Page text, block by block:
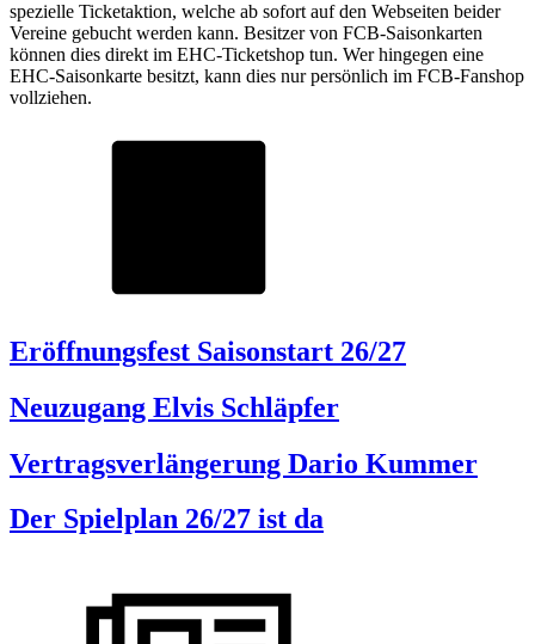
spezielle Ticketaktion, welche ab sofort auf den Webseiten beider
Vereine gebucht werden kann. Besitzer von FCB-Saisonkarten
können dies direkt im EHC-Ticketshop tun. Wer hingegen eine
EHC-Saisonkarte besitzt, kann dies nur persönlich im FCB-Fanshop
vollziehen.
Eröffnungsfest Saisonstart 26/27
Neuzugang Elvis Schläpfer
Vertragsverlängerung Dario Kummer
Der Spielplan 26/27 ist da